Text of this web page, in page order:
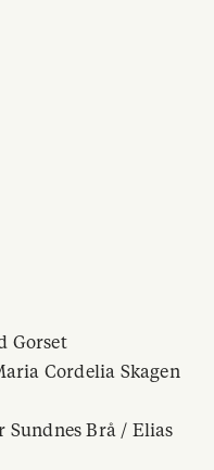
Gorset
Cordelia Skagen
Sundnes Brå / Elias